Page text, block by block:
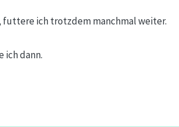
futtere ich trotzdem manchmal weiter.
ich dann.